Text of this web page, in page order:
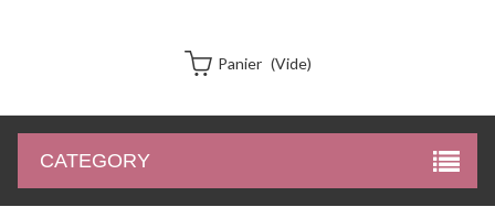
Panier (vide)
CATEGORY